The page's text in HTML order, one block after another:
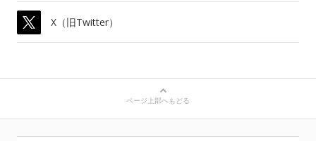
X（旧Twitter）
ページ上部へもどる